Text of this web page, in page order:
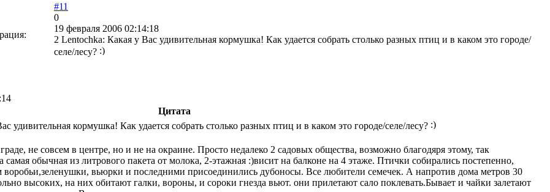
#11
0
19 февраля 2006 02:14:18
2 Lentochka: Какая у Вас удивительная кормушка! Как удается собрать столько разных птиц и в каком это городе/
селе/лесу?
Цитата
удивительная кормушка! Как удается собрать столько разных птиц и в каком это городе/селе/лесу?
не совсем в центре, но и не на окраине. Просто недалеко 2 садовых общества, возможно благодяря этому, так
обычная из литрового пакета от молока, 2-этажная :)висит на балконе на 4 этаже. Птички собирались постепенно,
воробьи,зеленушки, вьюрки и последними присоединились дубоносы. Все любители семечек. А напротив дома метров 30
высоких, на них обитают галки, вороны, и сороки гнезда вьют. они прилетают сало поклевать.Бывает и чайки залетают